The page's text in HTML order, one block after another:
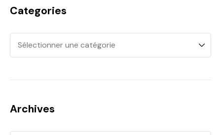
Categories
Archives